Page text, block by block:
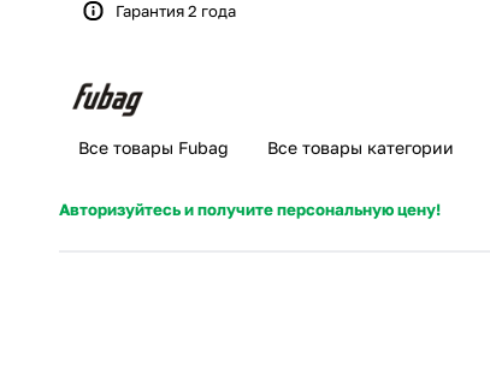
Гарантия 2 года
Все товары Fubag Все товары категории
Авторизуйтесь и получите персональную цену!